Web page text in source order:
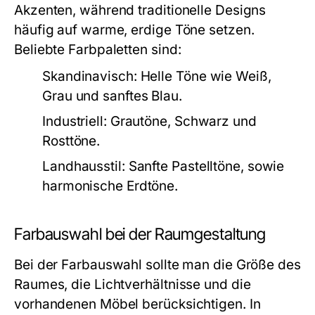
Akzenten, während traditionelle Designs
häufig auf warme, erdige Töne setzen.
Beliebte Farbpaletten sind:
Skandinavisch: Helle Töne wie Weiß,
Grau und sanftes Blau.
Industriell: Grautöne, Schwarz und
Rosttöne.
Landhausstil: Sanfte Pastelltöne, sowie
harmonische Erdtöne.
Farbauswahl bei der Raumgestaltung
Bei der Farbauswahl sollte man die Größe des
Raumes, die Lichtverhältnisse und die
vorhandenen Möbel berücksichtigen. In